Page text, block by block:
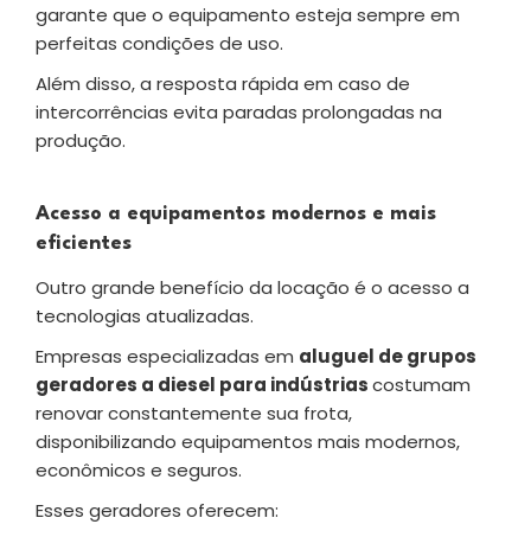
garante que o equipamento esteja sempre em
perfeitas condições de uso.
Além disso, a resposta rápida em caso de
intercorrências evita paradas prolongadas na
produção.
Acesso a equipamentos modernos e mais
eficientes
Outro grande benefício da locação é o acesso a
tecnologias atualizadas.
Empresas especializadas em aluguel de grupos
geradores a diesel para indústriascostumam
renovar constantemente sua frota,
disponibilizando equipamentos mais modernos,
econômicos e seguros.
Esses geradores oferecem: